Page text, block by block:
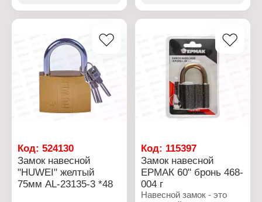
автоматический. В
комплекте 3 ключа.
Область применения:
двери складов, гаражей,
Характеристики:
Бренд: Avers
Артикул: 311787
Вид: навесной
Материал: чугун
Размер: 50 мм
Код: 524130
Замок навесной
"HUWEI" желтый
75мм AL-23135-3 *48
Код: 115397
Замок навесной
ЕРМАК 60" бронь 468-
004 г
Навесной замок - это